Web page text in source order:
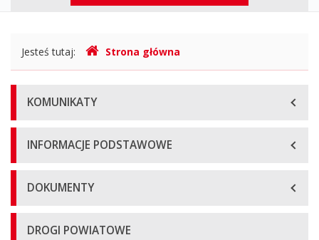
Gdzie
jesteśmy
Jesteś tutaj: Strona główna
Menu
główne
KOMUNIKATY
INFORMACJE PODSTAWOWE
DOKUMENTY
DROGI POWIATOWE